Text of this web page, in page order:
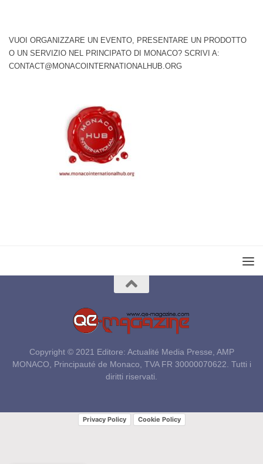
VUOI ORGANIZZARE UN EVENTO, PRESENTARE UN PRODOTTO
O UN SERVIZIO NEL PRINCIPATO DI MONACO? SCRIVI A:
CONTACT@MONACOINTERNATIONALHUB.ORG
Copyright © 2021 Editore: Actualité Media Presse, AMP
MONACO, Principauté de Monaco, TVA FR 30000070622. Tutti i
diritti riservati.
Privacy Policy Cookie Policy